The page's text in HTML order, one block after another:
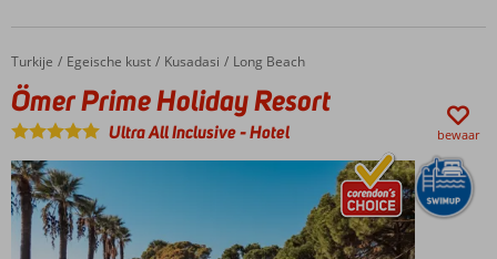
Home
Turkije Egeische kust Kusadasi Long Beach
Ömer Prime Holiday Resort
Ömer Prime Holiday Resort
Ultra All Inclusive-Hotel bewaar